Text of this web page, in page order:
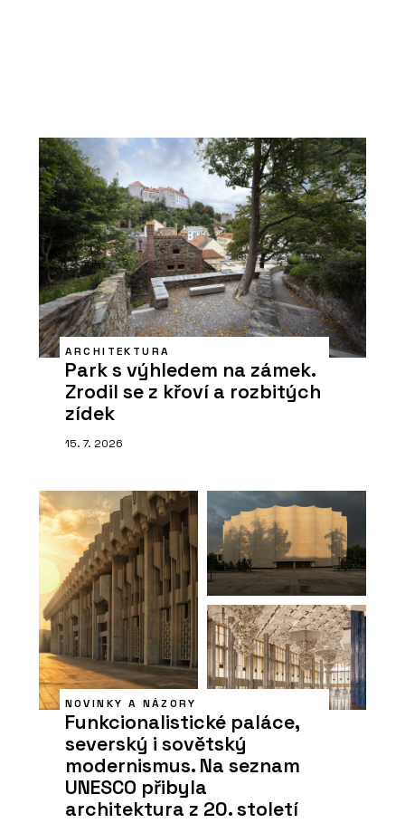
ARCHITEKTURA
Park s výhledem na zámek.
Zrodil se z křoví a rozbitých
zídek
15. 7. 2026
NOVINKY A NÁZORY
Funkcionalistické paláce,
severský i sovětský
modernismus. Na seznam
UNESCO přibyla
architektura z 20. století